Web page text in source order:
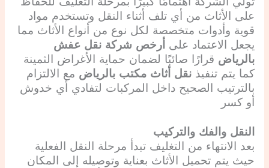
على الأثاث من أي تلف أثناء النقل وتستخدم مواد
قوية وأدوات متخصصة لكل نوع من أنواع الأثاث مما
يجعل الاعتماد على أرخص شركة نقل عفش
بالرياض قرارًا صائبًا لضمان حماية الأغراض الثمينة
كما يتم تنفيذ نقل أثاث مكتب بالرياض مع الالتزام
بالترتيب الصحيح داخل المركبات لتفادي أي خدوش
أو كسر
النقل والفك والتركيب
بعد الانتهاء من التغليف تبدأ مرحلة النقل الفعلية
حيث يتم تحميل الأثاث بعناية وتوصيله إلى المكان